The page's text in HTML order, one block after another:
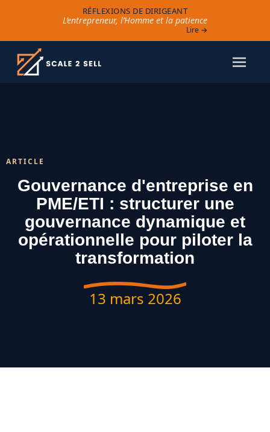
RÉFLEXIONS DE DIRIGEANT
L’entrepreneur, l’Homme et la patience
Lire →
ARTICLE
Gouvernance d'entreprise en
PME/ETI : structurer une
gouvernance dynamique et
opérationnelle pour piloter la
transformation
13 mars 2026